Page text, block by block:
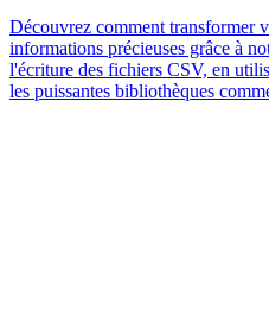
Découvrez comment transformer
informations précieuses grâce à
l'écriture des fichiers CSV, en
les puissantes bibliothèques